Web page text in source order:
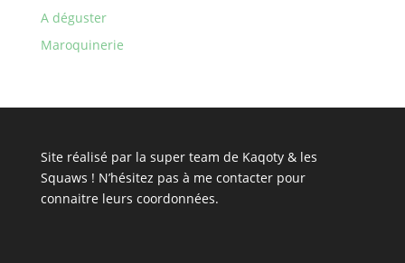
A déguster
Maroquinerie
Site réalisé par la super team de Kaqoty & les
Squaws ! N’hésitez pas à me contacterpour
connaitre leurs coordonnées.